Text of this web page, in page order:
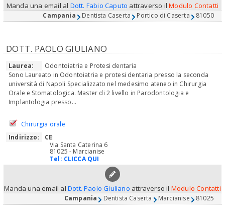
Manda una email al Dott. Fabio Caputo attraverso ilModulo Contatti
Campania Dentista Caserta Portico di Caserta 81050
DOTT. PAOLO GIULIANO
Laurea:
Odontoiatria e Protesi dentaria
Sono Laureato in Odontoiatria e protesi dentaria presso la seconda
università di Napoli Specializzato nel medesimo ateneo in Chirurgia
Orale e Stomatologica. Master di 2 livello in Parodontologia e
Implantologia presso...
Chirurgia orale
Indirizzo:
CE:
Via Santa Caterina 6
81025 - Marcianise
Tel: CLICCA QUI
Manda una email al Dott. Paolo Giuliano attraverso il Modulo Contatti
Campania Dentista Caserta Marcianise 81025